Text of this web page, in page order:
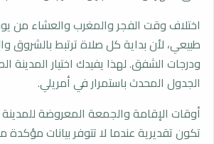
اختلاف وقت الفجر والمغرب والعشاء من
طبيعي، لأن بداية كل صلاة ترتبط بالشروق
ودرجات الشفق. لهذا يفيدك اختيار المدينة
الجدول المحدث باستمرار في أمريلي.
أوقات الإقامة والجمعة المعروضة
تكون تقديرية عندما لا تتوفر بيانات